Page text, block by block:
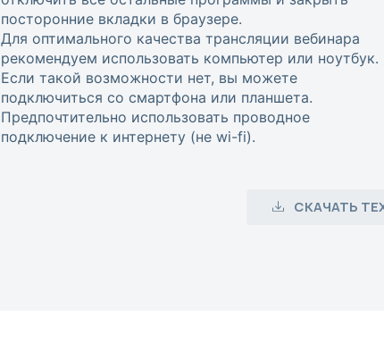
посторонние вкладки в браузере.
Для оптимального качества трансляции вебинара
рекомендуем использовать компьютер или ноутбук.
Если такой возможности нет, вы можете
подключиться со смартфона или планшета.
Предпочтительно использовать проводное
подключение к интернету (не wi-fi).
СКАЧАТЬ